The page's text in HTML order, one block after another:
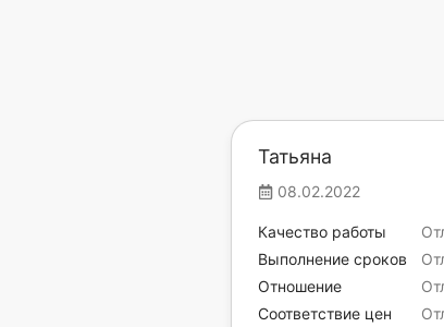
Татьяна
08.02.2022
Качество работы
Выполнение сроков
Отношение
Соответствие цен